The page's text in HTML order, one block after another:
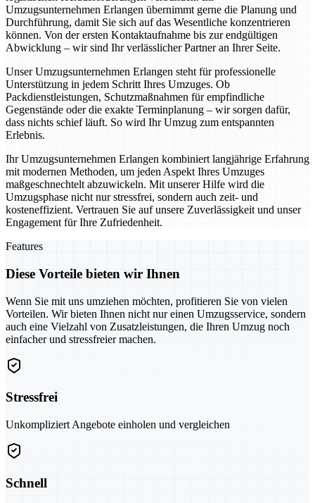
Umzugsunternehmen Erlangen übernimmt gerne die Planung und
Durchführung, damit Sie sich auf das Wesentliche konzentrieren
können. Von der ersten Kontaktaufnahme bis zur endgültigen
Abwicklung – wir sind Ihr verlässlicher Partner an Ihrer Seite.
Unser Umzugsunternehmen Erlangen steht für professionelle
Unterstützung in jedem Schritt Ihres Umzuges. Ob
Packdienstleistungen, Schutzmaßnahmen für empfindliche
Gegenstände oder die exakte Terminplanung – wir sorgen dafür,
dass nichts schief läuft. So wird Ihr Umzug zum entspannten
Erlebnis.
Ihr Umzugsunternehmen Erlangen kombiniert langjährige Erfahrung
mit modernen Methoden, um jeden Aspekt Ihres Umzuges
maßgeschnechtelt abzuwickeln. Mit unserer Hilfe wird die
Umzugsphase nicht nur stressfrei, sondern auch zeit- und
kosteneffizient. Vertrauen Sie auf unsere Zuverlässigkeit und unser
Engagement für Ihre Zufriedenheit.
Features
Diese Vorteile bieten wir Ihnen
Wenn Sie mit uns umziehen möchten, profitieren Sie von vielen
Vorteilen. Wir bieten Ihnen nicht nur einen Umzugsservice, sondern
auch eine Vielzahl von Zusatzleistungen, die Ihren Umzug noch
einfacher und stressfreier machen.
Stressfrei
Unkompliziert Angebote einholen und vergleichen
Schnell